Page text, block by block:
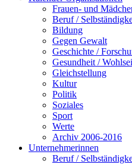
Frauen- und
Beruf /
Bildung
Gegen Gewalt
Geschichte /
Gesundheit /
Gleichstellung
Kultur
Politik
Soziales
Sport
Werte
Archiv 2006-2016
Unternehmerinnen
Beruf /